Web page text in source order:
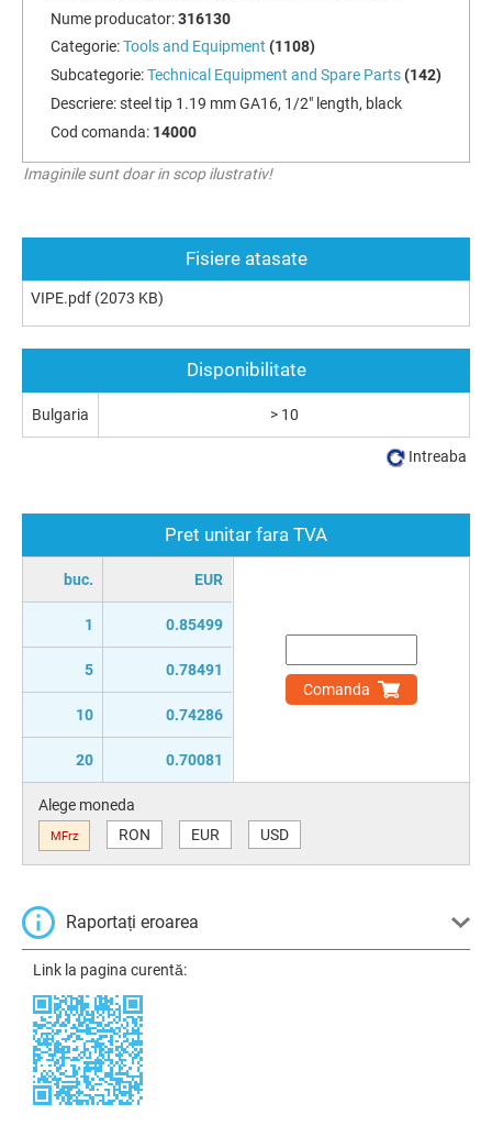
Nume producator:316130
Categorie:Tools and Equipment (1108)
Subcategorie:Technical Equipment and Spare Parts(142)
Descriere:steel tip 1.19 mm GA16, 1/2" length, black
Cod comanda: 14000
Imaginile sunt doar in scop ilustrativ!
Fisiere atasate
VIPE.pdf (2073 KB)
Pret unitar fara TVA
buc. EUR
1 0.85499
5 0.78491
10 0.74286
20 0.70081
Comanda
Alege moneda
MFrz RON EUR USD
Raportați eroarea
Link la pagina curentă:
Disponibilitate
Bulgaria > 10
Intreaba